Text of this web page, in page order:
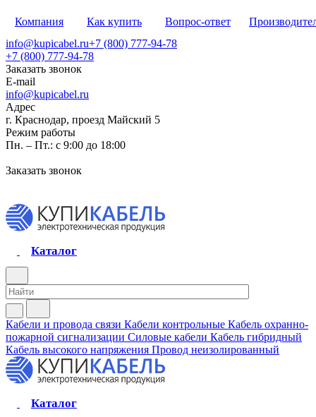
Компания Как купить Вопрос-ответ
info@kupicabel.ru+7 (800) 777-94-78
+7 (800) 777-94-78
Заказать звонок
E-mail
info@kupicabel.ru
Адрес
г. Краснодар, проезд Майский 5
Режим работы
Пн. – Пт.: с 9:00 до 18:00
Заказать звонок
Каталог
Кабели и провода связи Кабели контрольные Кабель охранно-
пожарной сигнализации Силовые кабели Кабель гибридный
Кабель высокого напряжения Провод неизолированный
Каталог